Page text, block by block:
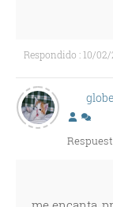
Respondido : 10/02/